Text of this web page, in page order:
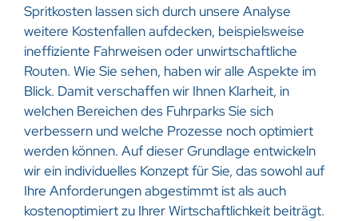
Spritkosten lassen sich durch unsere Analyse
weitere Kostenfallen aufdecken, beispielsweise
ineffiziente Fahrweisen oder unwirtschaftliche
Routen. Wie Sie sehen, haben wir alle Aspekte im
Blick. Damit verschaffen wir Ihnen Klarheit, in
welchen Bereichen des Fuhrparks Sie sich
verbessern und welche Prozesse noch optimiert
werden können. Auf dieser Grundlage entwickeln
wir ein individuelles Konzept für Sie, das sowohl auf
Ihre Anforderungen abgestimmt ist als auch
kostenoptimiert zu Ihrer Wirtschaftlichkeit beiträgt.